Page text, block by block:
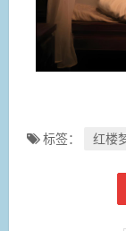
标签： 红楼